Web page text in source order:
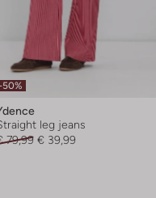
50%
leg jeans
79,99 € 39,99